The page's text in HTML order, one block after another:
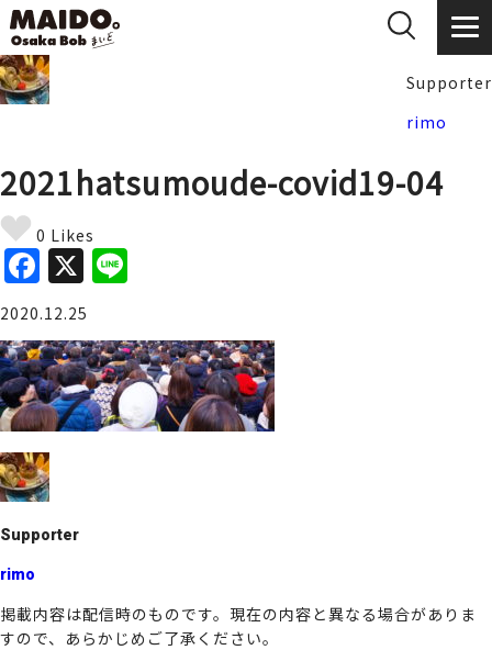
Supporter
rimo
2021hatsumoude-covid19-04
0 Likes
F
a
c
e
b
o
o
k
X
e
2020.12.25
Supporter
rimo
掲載内容は配信時のものです。現在の内容と異なる場合がありま
すので、あらかじめご了承ください。